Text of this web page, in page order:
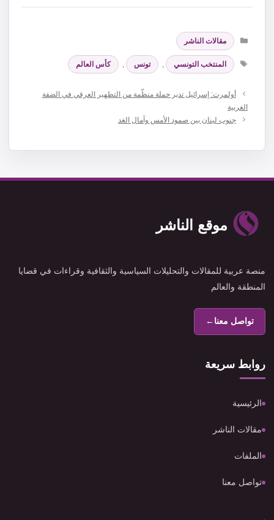
التصنيفات
مقالات الناشر
الوسوم
المنتخب التونسي , تونس , كأس العالم
أولمرت: إسرائيل تدير حملة منظّمة من التطهير العرقي في الضفة
الغربية
جنوب لبنان بين صمود الأمس وآمال الغد
موقع الناشر
منصة عربية للمقالات والتحليلات السياسية والثقافية وقراءات في قضايا
المنطقة والعالم
تواصل معنا←
روابط سريعة
الرئيسية
مقالات الناشر
الملفات
تواصل معنا